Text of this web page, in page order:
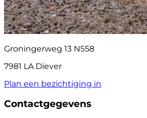
Groningerweg 13 N558
7981 LA Diever
Plan een bezichtiging in
Contactgegevens